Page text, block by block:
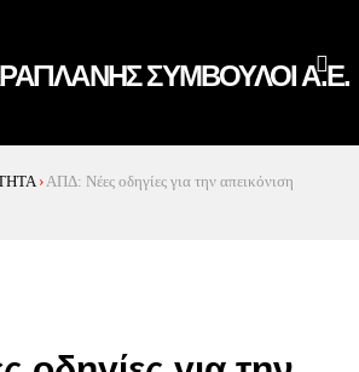
›ΑΠΔ: Νέες οδηγίες για την απεικόνιση